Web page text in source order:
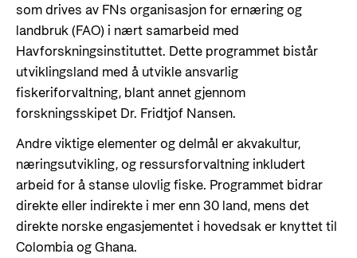
som drives av FNs organisasjon for ernæring og
landbruk (FAO) i nært samarbeid med
Havforskningsinstituttet. Dette programmet bistår
utviklingsland med å utvikle ansvarlig
fiskeriforvaltning, blant annet gjennom
forskningsskipet Dr. Fridtjof Nansen.
Andre viktige elementer og delmål er akvakultur,
næringsutvikling, og ressursforvaltning inkludert
arbeid for å stanse ulovlig fiske. Programmet bidrar
direkte eller indirekte i mer enn 30 land, mens det
direkte norske engasjementet i hovedsak er knyttet til
Colombia og Ghana.